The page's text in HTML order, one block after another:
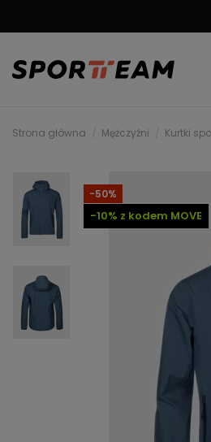
Strona główna Mężczyźni Kurtki
-50%
-10% z kodem MOVE